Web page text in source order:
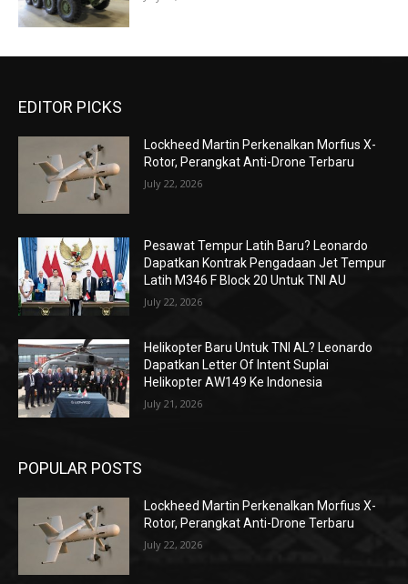
EDITOR PICKS
Lockheed Martin Perkenalkan Morfius X-
Rotor, Perangkat Anti-Drone Terbaru
July 22, 2026
Pesawat Tempur Latih Baru? Leonardo
Dapatkan Kontrak Pengadaan Jet Tempur
Latih M346 F Block 20 Untuk TNI AU
July 22, 2026
Helikopter Baru Untuk TNI AL? Leonardo
Dapatkan Letter Of Intent Suplai
Helikopter AW149 Ke Indonesia
July 21, 2026
POPULAR POSTS
Lockheed Martin Perkenalkan Morfius X-
Rotor, Perangkat Anti-Drone Terbaru
July 22, 2026